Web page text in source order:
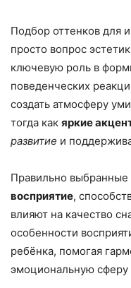
Подбор оттенков для
просто вопрос
ключевую роль в
поведенческих
создать атмосферу
тогда как яркие
развитие и
Правильно
восприятие,
влияют на качество
особенности
ребёнка, помогая
эмоциональную сферу